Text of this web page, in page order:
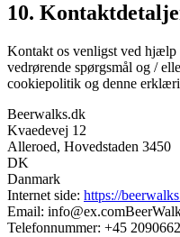
10.
Kontakt os venligst ved
vedrørende spørgsmål og /
cookiepolitik og denne
Beerwalks.dk
Kvaedevej 12
Alleroed, Hovedstaden 3450
DK
Danmark
Internet side: https://
Email: info@ex.com
Telefonnummer: +45